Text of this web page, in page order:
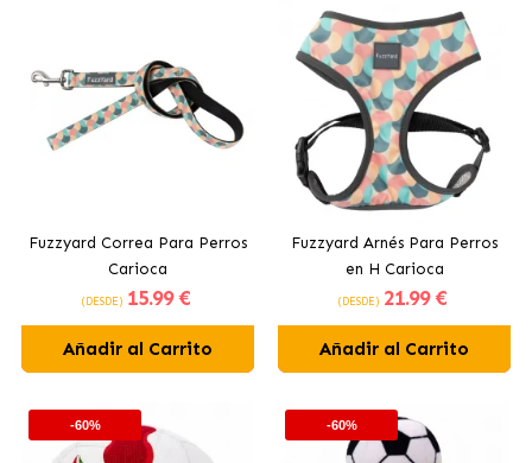
Fuzzyard Correa Para Perros
Carioca
(DESDE) 15.99 €
Añadir al Carrito
Fuzzyard Arnés Para Perros
en H Carioca
(DESDE) 21.99 €
Añadir al Carrito
-60% -60%